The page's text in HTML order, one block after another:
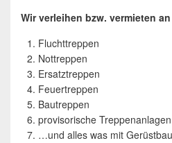
Wir verleihen bzw. vermieten
Fluchttreppen
Nottreppen
Ersatztreppen
Feuertreppen
Bautreppen
provisorische Treppenanlagen
…und alles was mit